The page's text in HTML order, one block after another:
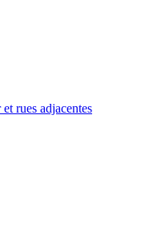
rues adjacentes